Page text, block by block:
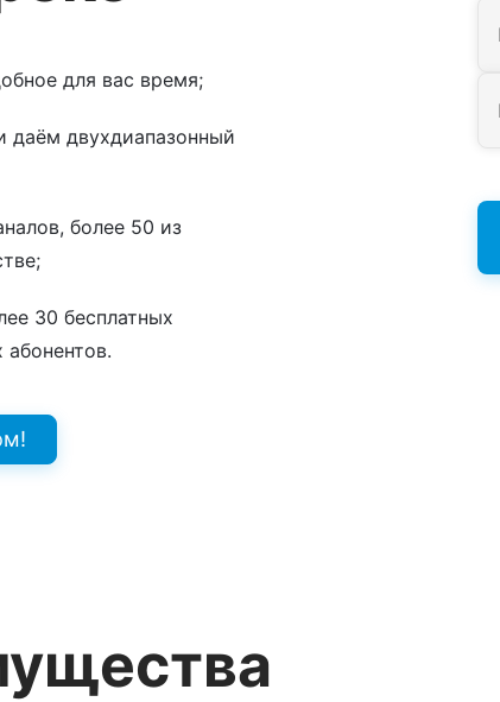
для вас время;
даём двухдиапазонный
более 50 из
30 бесплатных